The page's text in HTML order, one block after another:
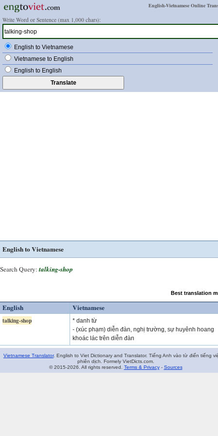
English-Vietnamese Online
Write Word or Sentence (max 1,000 chars):
English to Vietnamese
Vietnamese to English
English to English
English to Vietnamese
Search Query: talking-shop
Best translation
English Vietnamese
talking-shop
* danh từ
- (xúc phạm) diễn đàn, nghị trường, sự huyênh hoang
khoác lác trên diễn đàn
Vietnamese Translator. English to Viet Dictionary and Translator. Tiếng Anh vào từ điển tiếng
phiên dịch. Formely VietDicts.com.
© 2015-2026. All rights reserved. Terms & Privacy- Sources